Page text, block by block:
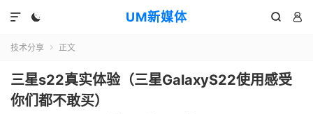
UM新媒体
  

技术分享  正文
三星s22真实体验（三星GalaxyS22使用感受
你们都不敢买）